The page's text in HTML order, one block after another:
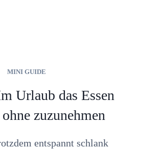
MINI GUIDE
Urlaub das Essen
zuzunehmen
entspannt schlank